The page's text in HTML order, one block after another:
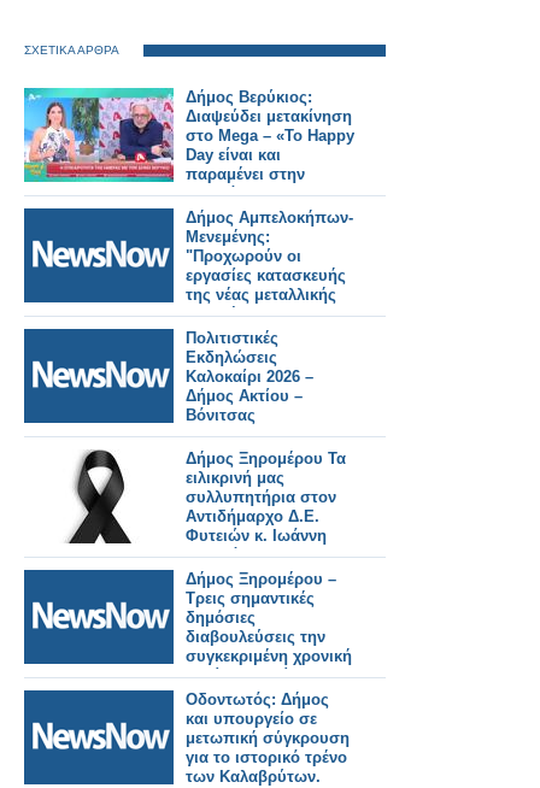
ΣΧΕΤΙΚΑ ΑΡΘΡΑ
Δήμος Βερύκιος:
Διαψεύδει μετακίνηση
στο Mega – «Το Happy
Day είναι και
παραμένει στην
καρδιά μου»
Δήμος Αμπελοκήπων-
Μενεμένης:
"Προχωρούν οι
εργασίες κατασκευής
της νέας μεταλλικής
πεζογέφυρας στην
οδό Καλλιθέας"
Πολιτιστικές
Εκδηλώσεις
Καλοκαίρι 2026 –
Δήμος Ακτίου –
Βόνιτσας
Δήμος Ξηρομέρου Τα
ειλικρινή μας
συλλυπητήρια στον
Αντιδήμαρχο Δ.Ε.
Φυτειών κ. Ιωάννη
Φλωρόπουλο,
Δήμος Ξηρομέρου –
Τρεις σημαντικές
δημόσιες
διαβουλεύσεις την
συγκεκριμένη χρονική
περίοδο εξελίσσονται:
Τουρισμός, ΑΠΕ και
Περιοχές Natura.
Οδοντωτός: Δήμος
και υπουργείο σε
μετωπική σύγκρουση
για το ιστορικό τρένο
των Καλαβρύτων.